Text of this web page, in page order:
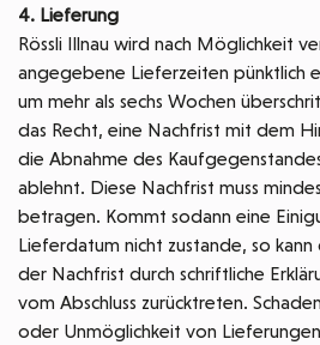
4. Lieferung
Rössli Illnau wird nach Möglichkeit
angegebene Lieferzeiten pünktlich
um mehr als sechs Wochen
das Recht, eine Nachfrist mit dem
die Abnahme des
ablehnt. Diese Nachfrist muss
betragen. Kommt sodann eine
Lieferdatum nicht zustande, so
der Nachfrist durch schriftliche
vom Abschluss zurücktreten.
oder Unmöglichkeit von